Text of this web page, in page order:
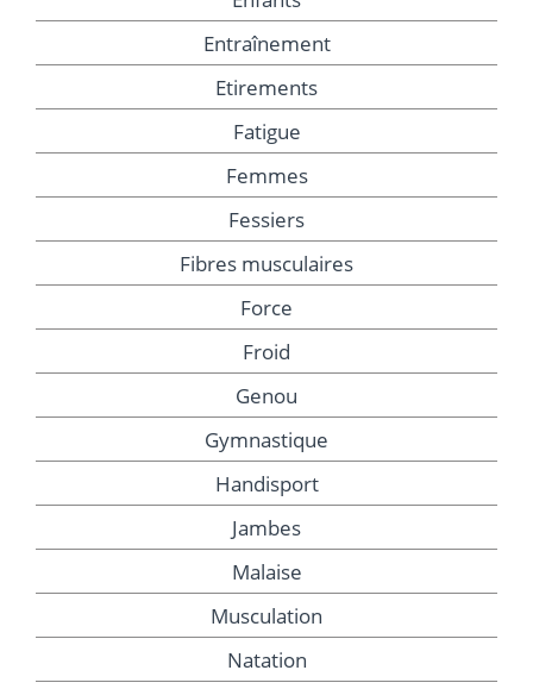
Entraînement
Etirements
Fatigue
Femmes
Fessiers
Fibres musculaires
Force
Froid
Genou
Gymnastique
Handisport
Jambes
Malaise
Musculation
Natation